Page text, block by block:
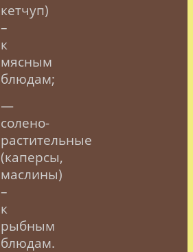
кетчуп)
–
к
мясным
блюдам;
—
солено-
растительные
(каперсы,
маслины)
–
к
рыбным
блюдам.